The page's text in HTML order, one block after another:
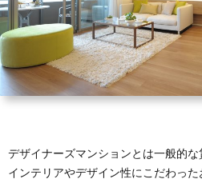
デザイナーズマンションとは一般的な
インテリアやデザイン性にこだわっ